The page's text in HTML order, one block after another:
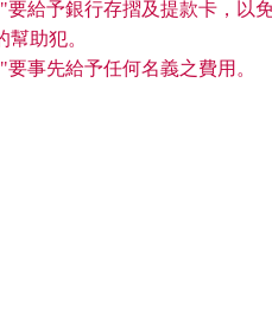
要給予銀行存摺及提款卡，以
幫助犯。
要事先給予任何名義之費用。